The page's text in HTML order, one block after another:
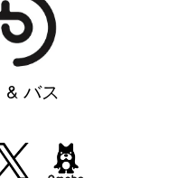
& バス